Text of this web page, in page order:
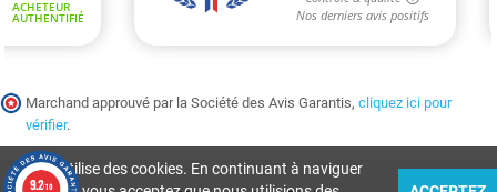
Marchand approuvé par la Société des Avis Garantis, cliquez ici pour
vérifier.
Ce site utilise des cookies. En continuant à naviguer
9.2/10